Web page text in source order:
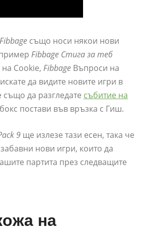
Fibbage също носи някои нови
Fibbage Стига за теб
Cookie, Fibbage Въпроси на
да видите новите игри в
да разгледате събитие на
постави във връзка с Гиш.
9 ще излезе тази есен, така че
нови игри, които да
партита през следващите
на